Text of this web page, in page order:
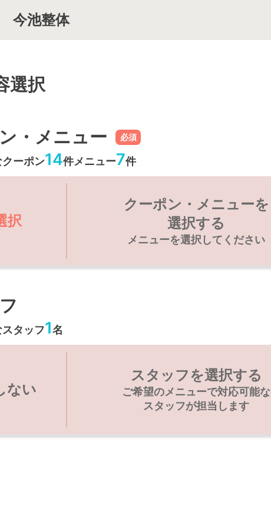
今池整体
選択
・メニュー 必須
ーポン14件メニュー7件
択
クーポン・メニューを
選択する
メニューを選択してください
タッフ1名
ない
スタッフを選択する
ご希望のメニューで対応可能な
スタッフが担当します